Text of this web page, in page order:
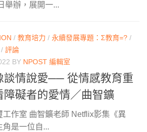
舉辦，展開一...
/ 教育培力 / 永續發展專題：Σ教育=? /
/ 評論
BY NPOST 編輯室
談情說愛── 從情感教育重
障礙者的愛情／曲智鑛
工作室 曲智鑛老師 Netflix影集《異
角是一位自...